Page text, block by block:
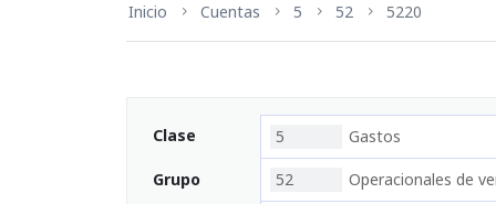
Inicio Cuentas 5 52 5220
Clase 5 Gastos
Grupo 52 Operacionales de